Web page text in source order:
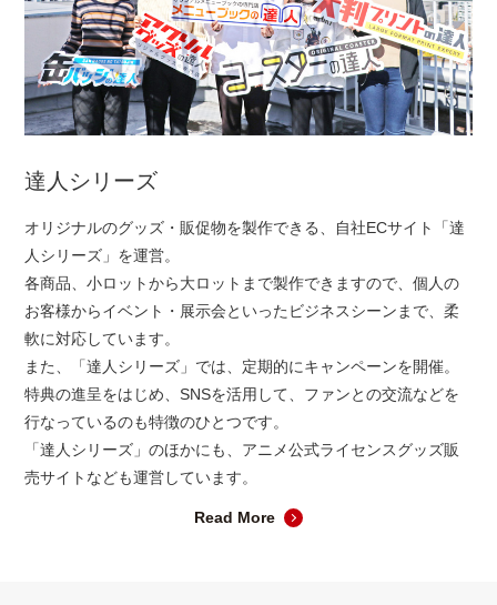
達人シリーズ
オリジナルのグッズ・販促物を製作できる、自社ECサイト「達
人シリーズ」を運営。
各商品、小ロットから大ロットまで製作できますので、個人の
お客様からイベント・展示会といったビジネスシーンまで、柔
軟に対応しています。
また、「達人シリーズ」では、定期的にキャンペーンを開催。
特典の進呈をはじめ、SNSを活用して、ファンとの交流などを
行なっているのも特徴のひとつです。
「達人シリーズ」のほかにも、アニメ公式ライセンスグッズ販
売サイトなども運営しています。
Read More